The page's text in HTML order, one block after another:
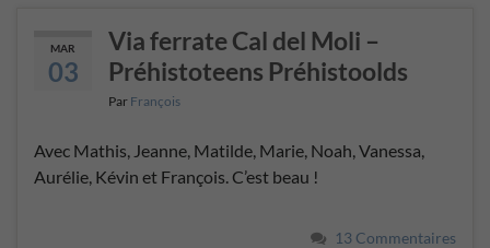
MAR
03
Via ferrate Cal del Moli –
Préhistoteens Préhistoolds
Par François
Avec Mathis, Jeanne, Matilde, Marie, Noah, Vanessa,
Aurélie, Kévin et François. C’est beau !
13 Commentaires